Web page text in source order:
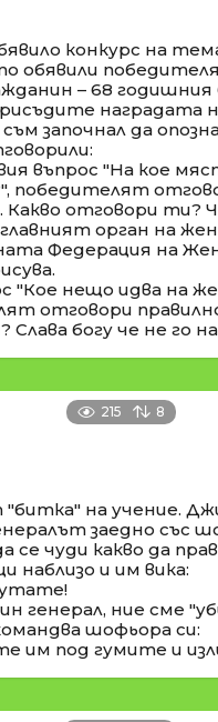
конкурс на
обявили
– 68 годишния
наградата
започнал да
въпрос "На кое
победителят
отговори ти?
орган на
Федерация на
"Кое нещо идва на
отговори
богу че не го
215 8
"битка" на учение.
заедно със
се чуди какво да
наблизо и им вика:
генерал, ние сме
шофьора си:
им под гумите и